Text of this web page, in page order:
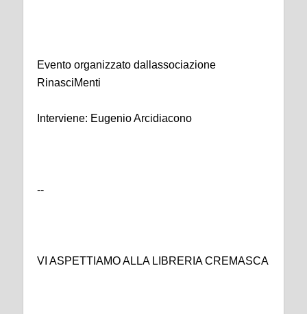
Evento organizzato dallassociazione
RinasciMenti
Interviene: Eugenio Arcidiacono
--
VI ASPETTIAMO ALLA LIBRERIA CREMASCA